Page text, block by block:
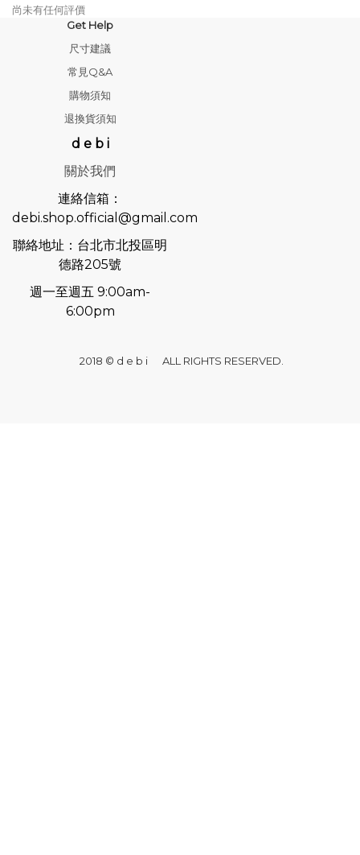
尚未有任何評價
Get Help
尺寸建議
常見Q&A
購物須知
退換貨須知
d e b i
關於我們
連絡信箱：
debi.shop.official@gmail.com
聯絡地址：台北市北投區明
德路205號
週一至週五 9:00am-
6:00pm
2018 © d e b i ALL RIGHTS RESERVED.